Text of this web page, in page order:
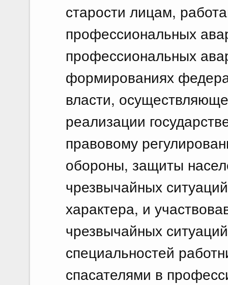
старости лицам,
профессиональных
профессиональных
формированиях
власти,
реализации
правовому
обороны, защиты
чрезвычайных
характера, и
чрезвычайных
специальностей
спасателями в